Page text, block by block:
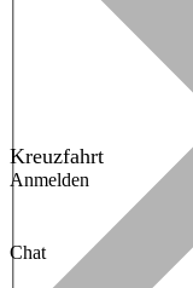
Kreuzfahrt
Anmelden
Chat